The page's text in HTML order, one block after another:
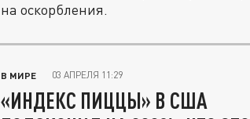
на оскорбления.
В МИРЕ 03 АПРЕЛЯ 11:29
«ИНДЕКС ПИЦЦЫ» В США